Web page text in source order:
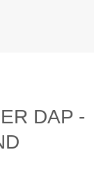
DAP -